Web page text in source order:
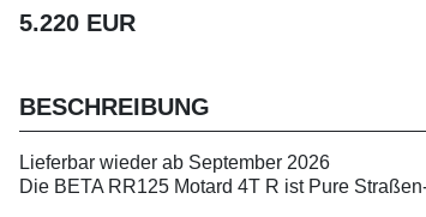
5.220 EUR
BESCHREIBUNG
Lieferbar wieder ab September 2026
Die BETA RR125 Motard 4T R ist Pure